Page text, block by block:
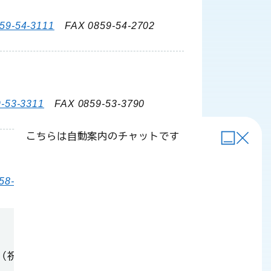
54-3111 FAX 0859-54-2702
53-3311 FAX 0859-53-3790
6111
祝日・年末年始を除く）
こちらは自動案内のチャットです